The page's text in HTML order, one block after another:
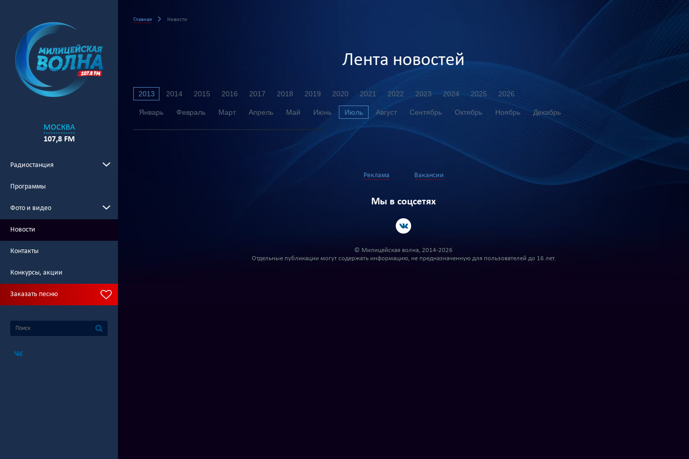
МОСКВА
107,8 FM
Радиостанция
Программы
Фото и видео
Новости
Контакты
Конкурсы, акции
Заказать песню
Главная Новости
Лента новостей
2013 2014 2015 2016 2017 2018 2019 2020 2021 2022 2023 2024 2025 2026
Январь Февраль Март Апрель Май Июнь Июль Август Сентябрь Октябрь Ноябрь Декабрь
Реклама Вакансии
Мы в соцсетях
© Милицейская волна, 2014-2026
Отдельные публикации могут содержать информацию, не предназначенную для пользователей до 16 лет.